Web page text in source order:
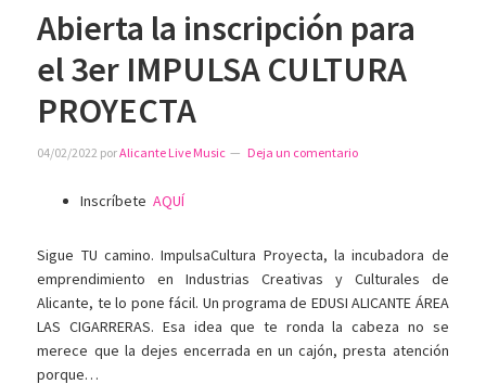
Abierta la inscripción para
el 3er IMPULSA CULTURA
PROYECTA
04/02/2022 porAlicante Live Music Deja un comentario
InscríbeteAQUÍ
Sigue TU camino. ImpulsaCultura Proyecta, la incubadora de
emprendimiento en Industrias Creativas y Culturales de
Alicante, te lo pone fácil. Un programa de EDUSI ALICANTE ÁREA
LAS CIGARRERAS. Esa idea que te ronda la cabeza no se
merece que la dejes encerrada en un cajón, presta atención
porque…